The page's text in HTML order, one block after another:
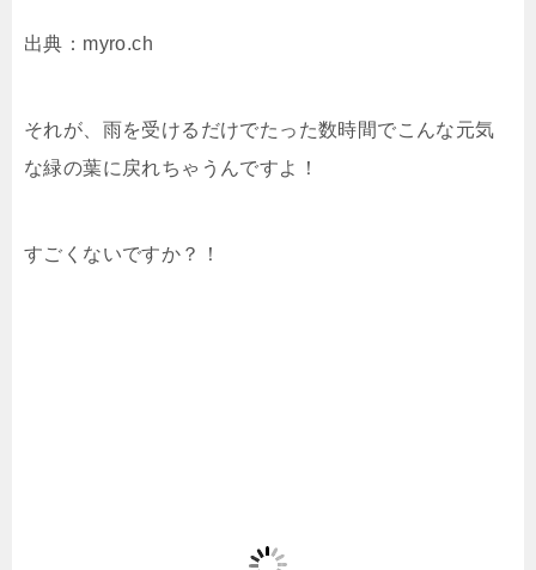
出典：myro.ch
それが、雨を受けるだけでたった数時間でこんな元気
な緑の葉に戻れちゃうんですよ！
すごくないですか？！